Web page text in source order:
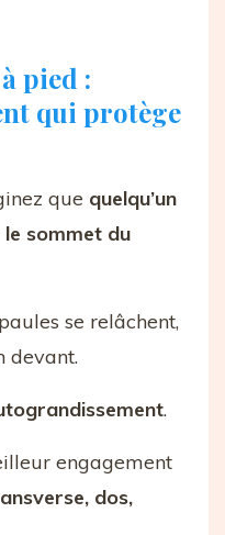
pied :
qui protège
que quelqu’un
sommet du
se relâchent,
devant.
.
engagement
dos,